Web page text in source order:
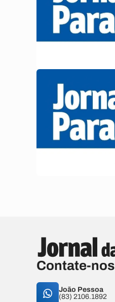
Contate-nos
João Pessoa
(83) 2106.1892